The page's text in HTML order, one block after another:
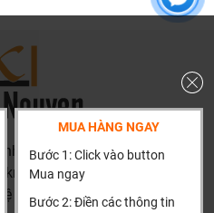
MUA HÀNG NGAY
Bước 1: Click vào button
Mua ngay
Bước 2: Điền các thông tin
Di Trạch, Hoài Đức, Hà Nội
km)
hotline để được hướng dẫn